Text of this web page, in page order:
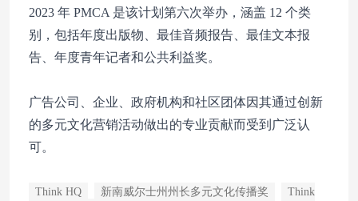
2023 年 PMCA 是该计划第六次举办，涵盖 12 个类
别，包括年度出版物、最佳音频报告、最佳文本报
告、年度青年记者和公共利益奖。
广告公司、企业、政府机构和社区团体因其通过创新
的多元文化营销活动做出的专业贡献而受到广泛认
可。
Think HQ 新南威尔士州州长多元文化传播奖
Think